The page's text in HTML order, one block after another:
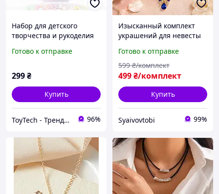
Набор для детского
творчества и рукоделия
изготовления браслетов,
бижутерии
Готово к отправке
299₴
Купить
ToyTech - Трендовые Игрушки и Гаджеты 2025 96%
Изысканный комплект
украшений для невесты
золотистый с синим
Готово к отправке
499₴/комплект
599 ₴/комплект
Купить
Syaivovtobi 99%